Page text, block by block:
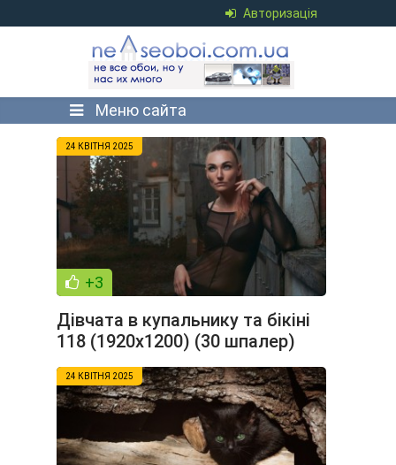
Авторизація
Меню сайта
24 КВІТНЯ 2025
+3
Дівчата в купальнику та бікіні
118 (1920x1200) (30 шпалер)
24 КВІТНЯ 2025